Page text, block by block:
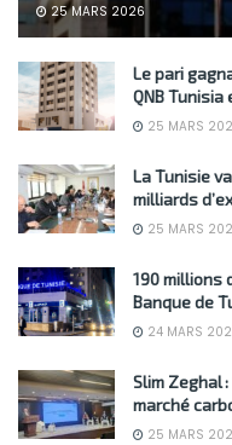
25 MARS 2026
Le pari
QNB Tunisia
25 MARS
La Tunisie
milliards
25 MARS
190 millions
Banque de
24 MARS
Slim Zeghal
marché
25 MARS